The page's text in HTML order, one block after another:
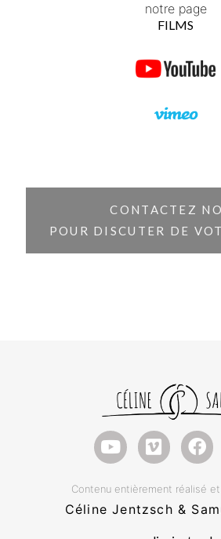
notre page
FILMS
CONTACTEZ
POUR DISCUTER DE
Contenu entièrement réalisé
Céline Jentzsch &